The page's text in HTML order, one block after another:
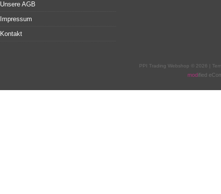
Unsere AGB
Impressum
Kontakt
PPI Trading Webshop © 2026 |
modified